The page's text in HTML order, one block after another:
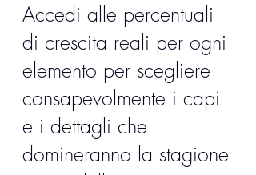
Accedi alle percentuali
di crescita reali per ogni
elemento per scegliere
consapevolmente i capi
e i dettagli che
domineranno la stagione